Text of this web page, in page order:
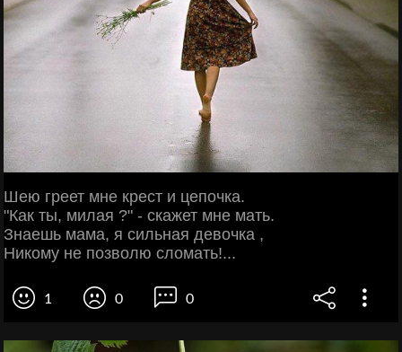
Шею греет мне крест и цепочка.
"Как ты, милая ?" - скажет мне мать.
Знаешь мама, я сильная девочка ,
Никому не позволю сломать!...
1 0 0